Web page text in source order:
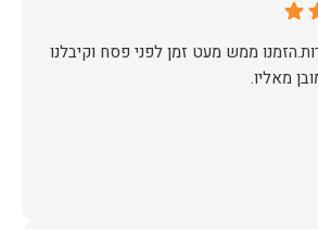
ממש מעט זמן לפני פסח וקיבלנו